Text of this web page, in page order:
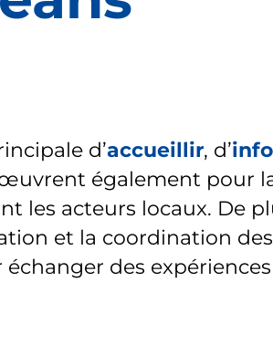
d’accueillir, d’
également pour
les acteurs locaux. De
et la coordination
des